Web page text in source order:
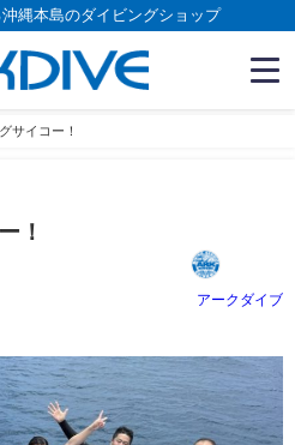
縄本島のダイビングショップ
サイコー！
！
アークダイブ